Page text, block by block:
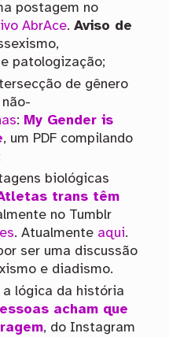
postagem no
AbrAce.Aviso de
patologização;
de gênero
: My Gender is
, um PDF compilando
biológicas
trans têm
no Tumblr
. Atualmente aqui.
ser uma discussão
e diadismo.
a lógica da história
acham que
, do Instagram